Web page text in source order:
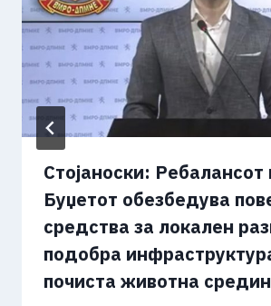
Стојаноски: Ребалансот
Буџетот обезбедува
средства за локален
подобра
почиста животна